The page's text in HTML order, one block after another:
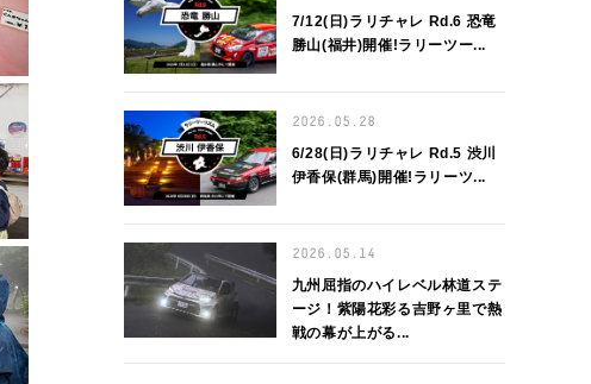
7/12(日)ラリチャレ Rd.6 恐竜
勝山(福井)開催!ラリーツー...
2026.05.28
6/28(日)ラリチャレ Rd.5 渋川
伊香保(群馬)開催!ラリーツ...
2026.05.14
九州屈指のハイレベル林道ステ
ージ！紫陽花彩る吉野ヶ里で熱
戦の幕が上がる...